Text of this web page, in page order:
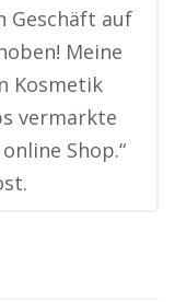
Geschäft auf
Meine
Kosmetik
vermarkte
Shop.“